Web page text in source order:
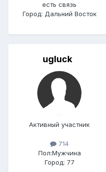
есть связь
Город: Дальний Восток
ugluck
Активный участник
714
Пол:Мужчина
Город: 77